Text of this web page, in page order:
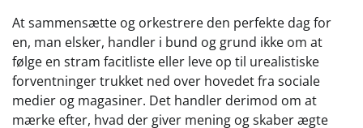
At sammensætte og orkestrere den perfekte dag for
en, man elsker, handler i bund og grund ikke om at
følge en stram facitliste eller leve op til urealistiske
forventninger trukket ned over hovedet fra sociale
medier og magasiner. Det handler derimod om at
mærke efter, hvad der giver mening og skaber ægte